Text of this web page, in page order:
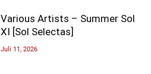
Various Artists – Summer Sol
XI [Sol Selectas]
Juli 11, 2026